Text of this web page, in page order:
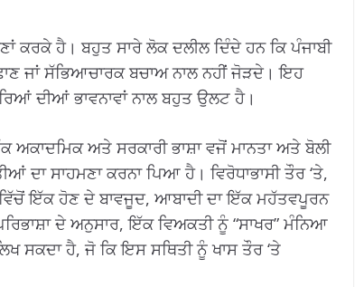
ਕਰਕੇ ਹੈ। ਬਹੁਤ ਸਾਰੇ ਲੋਕ ਦਲੀਲ ਦਿੰਦੇ ਹਨ ਕਿ ਪੰਜਾਬੀ
ਜਾਂ ਸੱਭਿਆਚਾਰਕ ਬਚਾਅ ਨਾਲ ਨਹੀਂ ਜੋੜਦੇ। ਇਹ
ਦੀਆਂ ਭਾਵਨਾਵਾਂ ਨਾਲ ਬਹੁਤ ਉਲਟ ਹੈ।
ਅਤੇ ਸਰਕਾਰੀ ਭਾਸ਼ਾ ਵਜੋਂ ਮਾਨਤਾ ਅਤੇ ਬੋਲੀ
ਦਾ ਸਾਹਮਣਾ ਕਰਨਾ ਪਿਆ ਹੈ। ਵਿਰੋਧਾਭਾਸੀ ਤੌਰ ‘ਤੇ,
ਇੱਕ ਹੋਣ ਦੇ ਬਾਵਜੂਦ, ਆਬਾਦੀ ਦਾ ਇੱਕ ਮਹੱਤਵਪੂਰਨ
ਦੇ ਅਨੁਸਾਰ, ਇੱਕ ਵਿਅਕਤੀ ਨੂੰ “ਸਾਖਰ” ਮੰਨਿਆ
ਸਕਦਾ ਹੈ, ਜੋ ਕਿ ਇਸ ਸਥਿਤੀ ਨੂੰ ਖਾਸ ਤੌਰ ‘ਤੇ